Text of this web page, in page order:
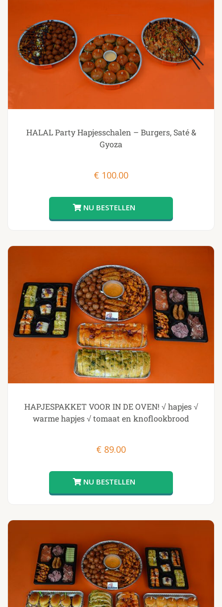
HALAL Party Hapjesschalen – Burgers, Saté &
Gyoza
€ 100.00
HAPJESPAKKET VOOR IN DE OVEN! √ hapjes √
warme hapjes √ tomaat en knoflookbrood
€ 89.00